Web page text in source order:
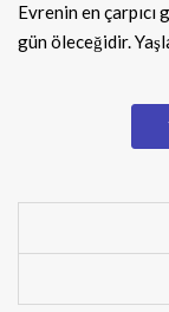
Evrenin en çarpıcı
gün öleceğidir.